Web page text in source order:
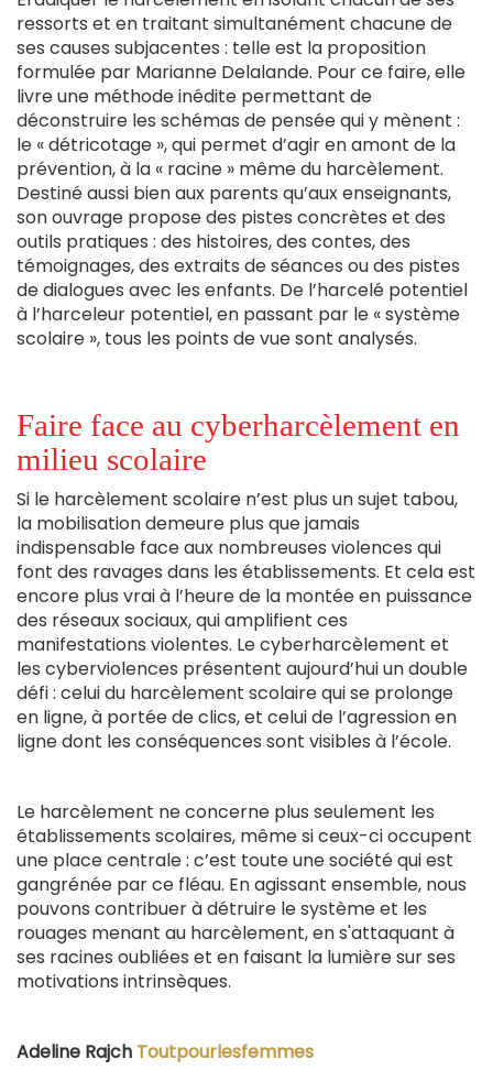
ressorts et en traitant simultanément chacune de
ses causes subjacentes : telle est la proposition
formulée par Marianne Delalande. Pour ce faire, elle
livre une méthode inédite permettant de
déconstruire les schémas de pensée qui y mènent :
le « détricotage », qui permet d’agir en amont de la
prévention, à la « racine » même du harcèlement.
Destiné aussi bien aux parents qu’aux enseignants,
son ouvrage propose des pistes concrètes et des
outils pratiques : des histoires, des contes, des
témoignages, des extraits de séances ou des pistes
de dialogues avec les enfants. De l’harcelé potentiel
à l’harceleur potentiel, en passant par le « système
scolaire », tous les points de vue sont analysés.
Faire face au cyberharcèlement en
milieu scolaire
Si le harcèlement scolaire n’est plus un sujet tabou,
la mobilisation demeure plus que jamais
indispensable face aux nombreuses violences qui
font des ravages dans les établissements. Et cela est
encore plus vrai à l’heure de la montée en puissance
des réseaux sociaux, qui amplifient ces
manifestations violentes. Le cyberharcèlement et
les cyberviolences présentent aujourd’hui un double
défi : celui du harcèlement scolaire qui se prolonge
en ligne, à portée de clics, et celui de l’agression en
ligne dont les conséquences sont visibles à l’école.
Le harcèlement ne concerne plus seulement les
établissements scolaires, même si ceux-ci occupent
une place centrale : c’est toute une société qui est
gangrénée par ce fléau. En agissant ensemble, nous
pouvons contribuer à détruire le système et les
rouages menant au harcèlement, en s'attaquant à
ses racines oubliées et en faisant la lumière sur ses
motivations intrinsèques.
Adeline Rajch Toutpourlesfemmes